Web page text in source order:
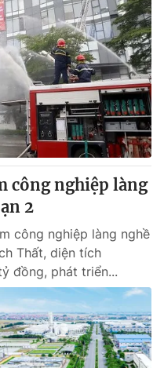
công nghiệp làng
2
công nghiệp làng nghề
Thất, diện tích
đồng, phát triển...